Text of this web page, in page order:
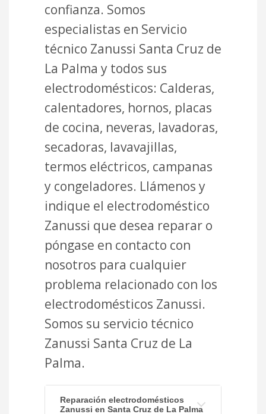
confianza. Somos
especialistas en Servicio
técnico Zanussi Santa Cruz de
La Palma y todos sus
electrodomésticos: Calderas,
calentadores, hornos, placas
de cocina, neveras, lavadoras,
secadoras, lavavajillas,
termos eléctricos, campanas
y congeladores. Llámenos y
indique el electrodoméstico
Zanussi que desea reparar o
póngase en contacto con
nosotros para cualquier
problema relacionado con los
electrodomésticos Zanussi.
Somos su servicio técnico
Zanussi Santa Cruz de La
Palma.
Reparación electrodomésticos
Zanussi en Santa Cruz de La Palma